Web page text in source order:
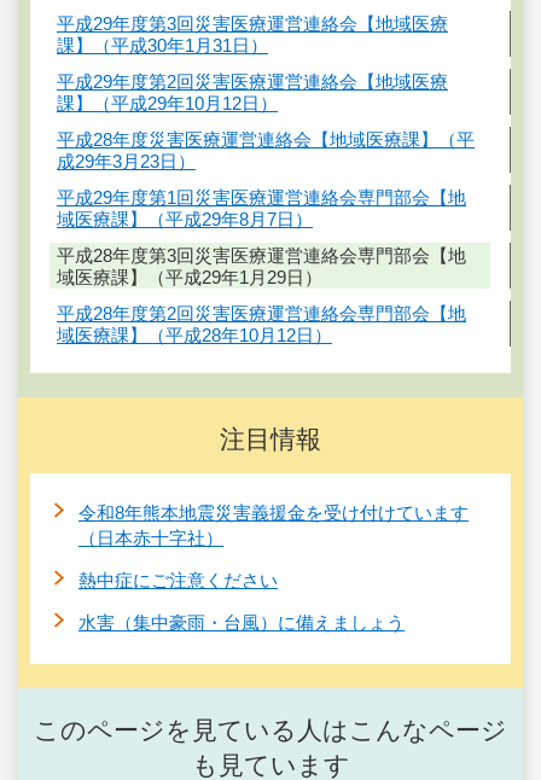
平成29年度第3回災害医療運営連絡会【地域医療
課】（平成30年1月31日）
平成29年度第2回災害医療運営連絡会【地域医療
課】（平成29年10月12日）
平成28年度災害医療運営連絡会【地域医療課】（平
成29年3月23日）
平成29年度第1回災害医療運営連絡会専門部会【地
域医療課】（平成29年8月7日）
平成28年度第3回災害医療運営連絡会専門部会【地
域医療課】（平成29年1月29日）
平成28年度第2回災害医療運営連絡会専門部会【地
域医療課】（平成28年10月12日）
注目情報
令和8年熊本地震災害義援金を受け付けています
（日本赤十字社）
熱中症にご注意ください
水害（集中豪雨・台風）に備えましょう
このページを見ている人はこんなページ
も見ています